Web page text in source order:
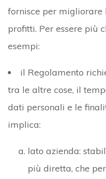
fornisce per migliorare
profitti. Per essere più
esempi:
il Regolamento
tra le altre cose, il
dati personali e le
implica:
lato azienda:
più diretta, che